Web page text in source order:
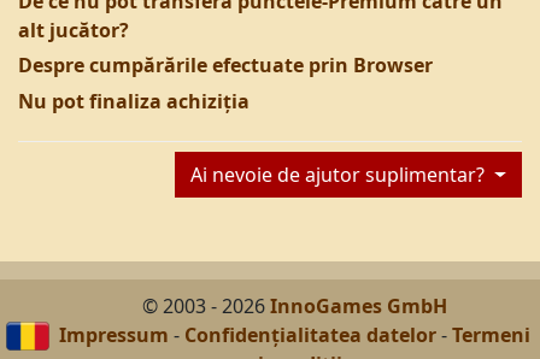
alt jucător?
Despre cumpărările efectuate prin Browser
Nu pot finaliza achiziția
Ai nevoie de ajutor suplimentar?
© 2003 - 2026InnoGames GmbH
Impressum - Confidențialitatea datelor-Termeni